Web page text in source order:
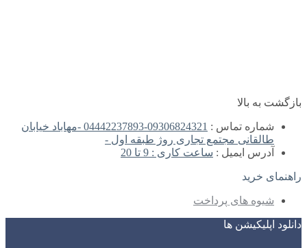
بازگشت به بالا
شماره تماس :
09306824321-04442237893 -مهاباد خیابان
طالقانی مجتمع تجاری روژ طبقه اول -
آدرس ایمیل : ساعت کاری : 9 تا 20
راهنمای خرید
شیوه های پرداخت
دانلود اپلیکیشن ها